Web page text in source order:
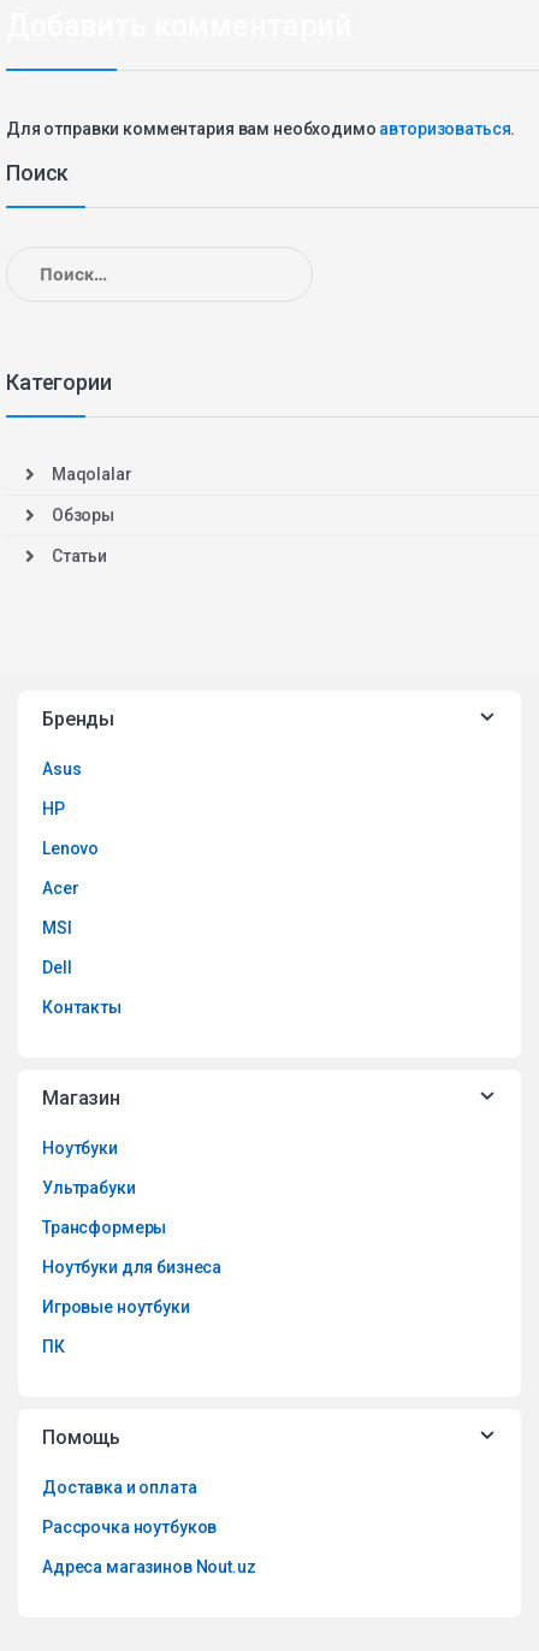
Для отправки комментария вам необходимо авторизоваться.
Поиск
Категории
Maqolalar
Обзоры
Статьи
Бренды
Asus
HP
Lenovo
Acer
MSI
Dell
Контакты
Магазин
Ноутбуки
Ультрабуки
Трансформеры
Ноутбуки для бизнеса
Игровые ноутбуки
ПК
Помощь
Доставка и оплата
Рассрочка ноутбуков
Адреса магазинов Nout.uz